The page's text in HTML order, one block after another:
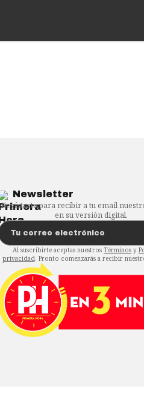
Newsletter
Regístrate para recibir a tu email
en su versión digital.
Al suscribirte aceptas nuestros Términos y
privacidad. Pronto comenzarás a recibir